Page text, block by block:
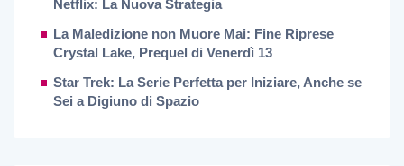
Netflix: La Nuova Strategia
La Maledizione non Muore Mai: Fine Riprese
Crystal Lake, Prequel di Venerdì 13
Star Trek: La Serie Perfetta per Iniziare, Anche se
Sei a Digiuno di Spazio